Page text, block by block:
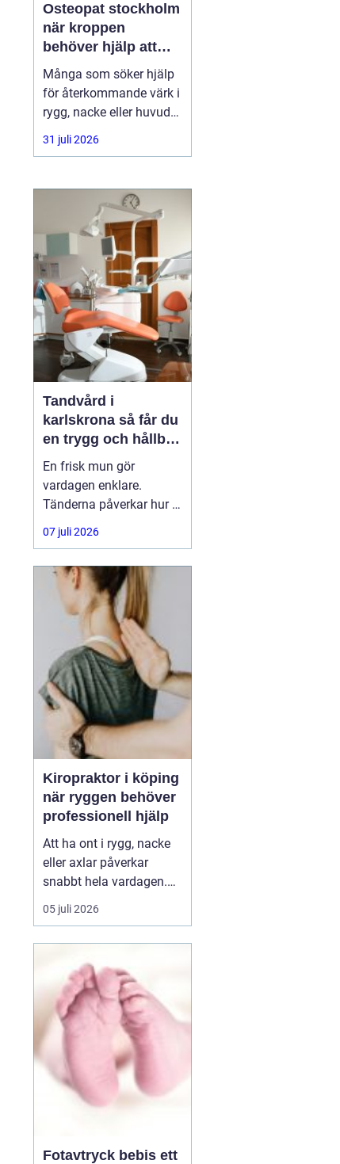
Osteopat stockholm
när kroppen
behöver hjälp att
hitta balans
Många som söker hjälp
för återkommande värk i
rygg, nacke eller huvud
har redan provat både
träning, vila och
besvären släpper. Där
någonstans uppstår ofta
intresset för osteopati.
31 juli 2026
Tandvård i
karlskrona så får du
en trygg och hållbar
munhälsa
En frisk mun gör
vardagen enklare.
Tänderna påverkar hur vi
äter, hur vi pratar och hur
trygga vi känner oss i
människor söker efter
tandvård Karlskrona
handlar
07 juli 2026
Kiropraktor i köping
när ryggen behöver
professionell hjälp
Att ha ont i rygg, nacke
eller axlar påverkar
snabbt hela vardagen.
Sömn, arbete, träning
och humör hänger ihop
därför en kiropraktor
Köping när värken inte
längre går över av sig
själv, eller när
återkommand...
05 juli 2026
Fotavtryck bebis ett